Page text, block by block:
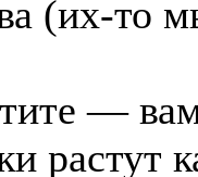
(их-то
—
растут